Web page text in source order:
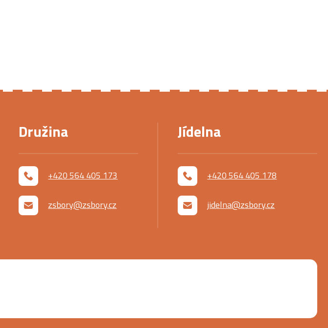
Družina
+420 564 405 173
zsbory@zsbory.cz
Jídelna
+420 564 405 178
jidelna@zsbory.cz